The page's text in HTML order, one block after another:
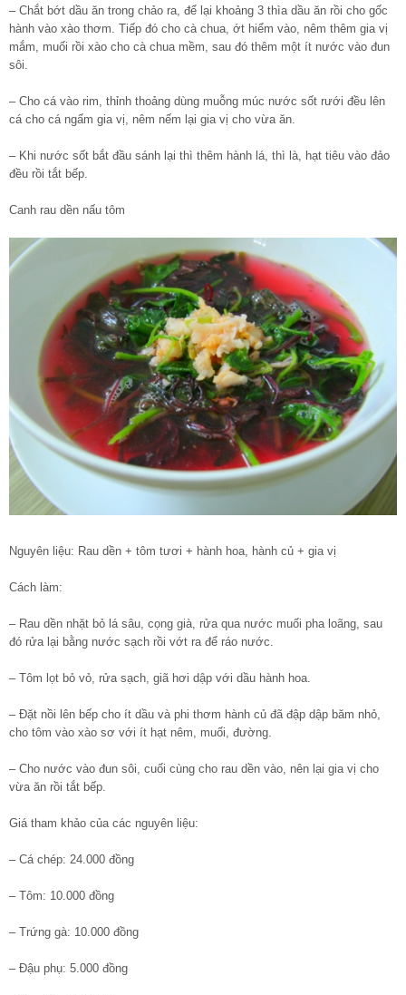
– Chắt bớt dầu ăn trong chảo ra, để lại khoảng 3 thìa dầu ăn rồi cho gốc
hành vào xào thơm. Tiếp đó cho cà chua, ớt hiểm vào, nêm thêm gia vị
mắm, muối rồi xào cho cà chua mềm, sau đó thêm một ít nước vào đun
sôi.
– Cho cá vào rim, thỉnh thoảng dùng muỗng múc nước sốt rưới đều lên
cá cho cá ngấm gia vị, nêm nếm lại gia vị cho vừa ăn.
– Khi nước sốt bắt đầu sánh lại thì thêm hành lá, thì là, hạt tiêu vào đảo
đều rồi tắt bếp.
Canh rau dền nấu tôm
Nguyên liệu: Rau dền + tôm tươi + hành hoa, hành củ + gia vị
Cách làm:
– Rau dền nhặt bỏ lá sâu, cọng già, rửa qua nước muối pha loãng, sau
đó rửa lại bằng nước sạch rồi vớt ra để ráo nước.
– Tôm lọt bỏ vỏ, rửa sạch, giã hơi dập với dầu hành hoa.
– Đặt nồi lên bếp cho ít dầu và phi thơm hành củ đã đập dập băm nhỏ,
cho tôm vào xào sơ với ít hạt nêm, muối, đường.
– Cho nước vào đun sôi, cuối cùng cho rau dền vào, nên lại gia vị cho
vừa ăn rồi tắt bếp.
Giá tham khảo của các nguyên liệu:
– Cá chép: 24.000 đồng
– Tôm: 10.000 đồng
– Trứng gà: 10.000 đồng
– Đậu phụ: 5.000 đồng